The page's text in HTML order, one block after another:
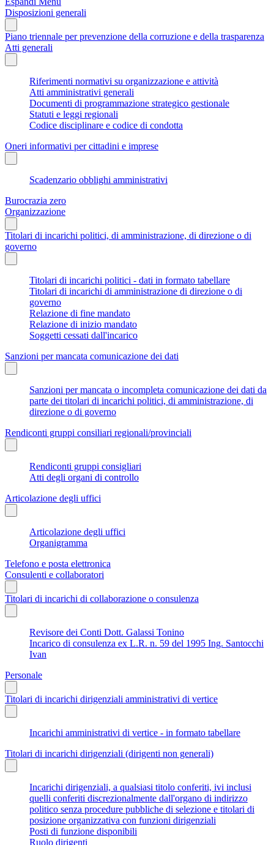
Disposizioni generali
Piano triennale per prevenzione della corruzione e della trasparenza
Atti generali
Riferimenti normativi su organizzazione e attività
Atti amministrativi generali
Documenti di programmazione strategico gestionale
Statuti e leggi regionali
Codice disciplinare e codice di condotta
Oneri informativi per cittadini e imprese
Scadenzario obblighi amministrativi
Burocrazia zero
Organizzazione
Titolari di incarichi politici, di amministrazione, di direzione o di
governo
Titolari di incarichi politici - dati in formato tabellare
Titolari di incarichi di amministrazione di direzione o di
governo
Relazione di fine mandato
Relazione di inizio mandato
Soggetti cessati dall'incarico
Sanzioni per mancata comunicazione dei dati
Sanzioni per mancata o incompleta comunicazione dei dati da
parte dei titolari di incarichi politici, di amministrazione, di
direzione o di governo
Rendiconti gruppi consiliari regionali/provinciali
Rendiconti gruppi consigliari
Atti degli organi di controllo
Articolazione degli uffici
Articolazione degli uffici
Organigramma
Telefono e posta elettronica
Consulenti e collaboratori
Titolari di incarichi di collaborazione o consulenza
Revisore dei Conti Dott. Galassi Tonino
Incarico di consulenza ex L.R. n. 59 del 1995 Ing. Santocchi
Ivan
Personale
Titolari di incarichi dirigenziali amministrativi di vertice
Incarichi amministrativi di vertice - in formato tabellare
Titolari di incarichi dirigenziali (dirigenti non generali)
Incarichi dirigenziali, a qualsiasi titolo conferiti, ivi inclusi
quelli conferiti discrezionalmente dall'organo di indirizzo
politico senza procedure pubbliche di selezione e titolari di
posizione organizzativa con funzioni dirigenziali
Posti di funzione disponibili
Ruolo dirigenti